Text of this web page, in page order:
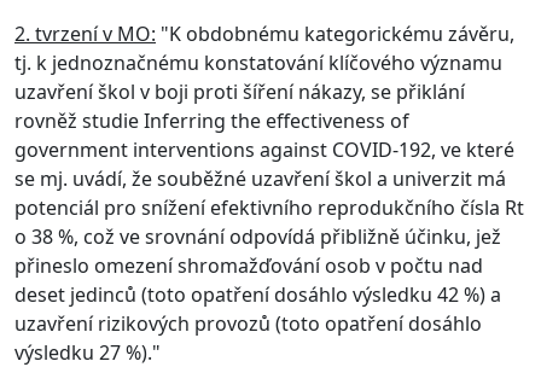
2. tvrzení v MO: "K obdobnému kategorickému závěru,
tj. k jednoznačnému konstatování klíčového významu
uzavření škol v boji proti šíření nákazy, se přiklání
rovněž studie Inferring the effectiveness of
government interventions against COVID-192, ve které
se mj. uvádí, že souběžné uzavření škol a univerzit má
potenciál pro snížení efektivního reprodukčního čísla Rt
o 38 %, což ve srovnání odpovídá přibližně účinku, jež
přineslo omezení shromažďování osob v počtu nad
deset jedinců (toto opatření dosáhlo výsledku 42 %) a
uzavření rizikových provozů (toto opatření dosáhlo
výsledku 27 %)."